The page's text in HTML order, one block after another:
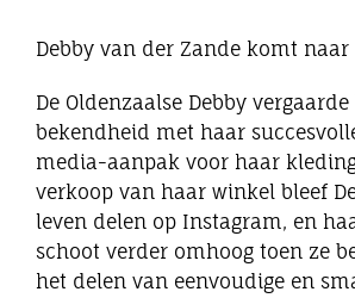
Debby van der Zande komt naar
De Oldenzaalse Debby
bekendheid met haar
media-aanpak voor haar
verkoop van haar winkel bleef
leven delen op Instagram, en
schoot verder omhoog toen ze
het delen van eenvoudige en